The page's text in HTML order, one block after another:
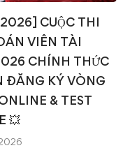
CUỘC THI
VIÊN TÀI
CHÍNH THỨC
ĐĂNG KÝ VÒNG
& TEST
💥